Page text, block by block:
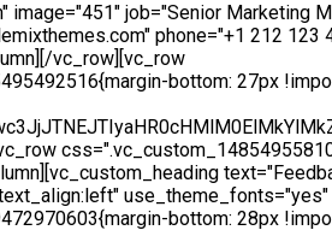
image="451" job="Senior Marketing
phone="+1 212 123
vc_row][vc_row
bottom: 27px
use_theme_fonts="yes"
bottom: 28px